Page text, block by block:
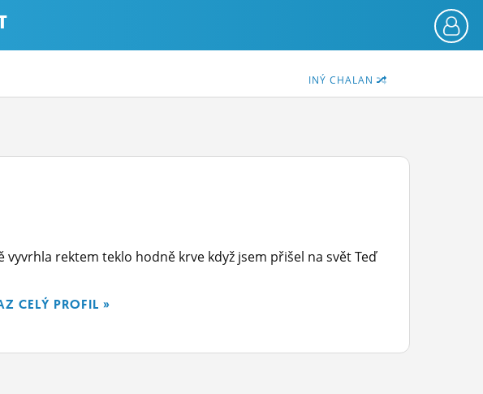
INÝ CHALAN
vyvrhla rektem teklo hodně krve když jsem přišel na svět Teď
CELÝ PROFIL »